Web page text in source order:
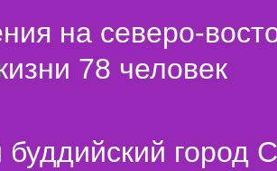
на северо-
78 человек
город